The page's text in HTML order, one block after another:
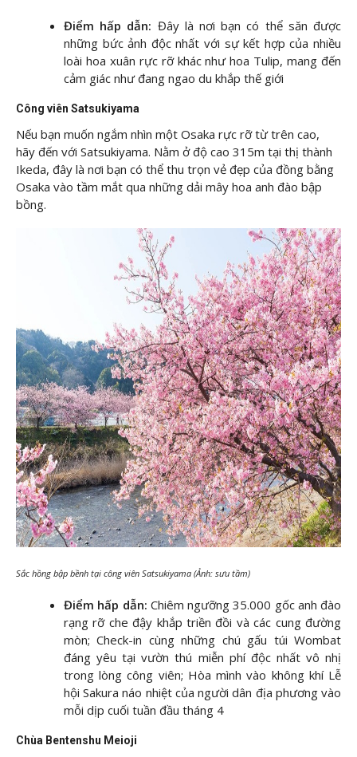
Điểm hấp dẫn: Đây là nơi bạn có thể săn được
những bức ảnh độc nhất với sự kết hợp của nhiều
loài hoa xuân rực rỡ khác như hoa Tulip, mang đến
cảm giác như đang ngao du khắp thế giới
Công viên Satsukiyama
Nếu bạn muốn ngắm nhìn một Osaka rực rỡ từ trên cao,
hãy đến với Satsukiyama. Nằm ở độ cao 315m tại thị thành
Ikeda, đây là nơi bạn có thể thu trọn vẻ đẹp của đồng bằng
Osaka vào tầm mắt qua những dải mây hoa anh đào bập
bồng.
Sắc hồng bập bềnh tại công viên Satsukiyama (Ảnh: sưu tầm)
Điểm hấp dẫn: Chiêm ngưỡng 35.000 gốc anh đào
rạng rỡ che đậy khắp triền đồi và các cung đường
mòn; Check-in cùng những chú gấu túi Wombat
đáng yêu tại vườn thú miễn phí độc nhất vô nhị
trong lòng công viên; Hòa mình vào không khí Lễ
hội Sakura náo nhiệt của người dân địa phương vào
mỗi dịp cuối tuần đầu tháng 4
Chùa Bentenshu Meioji